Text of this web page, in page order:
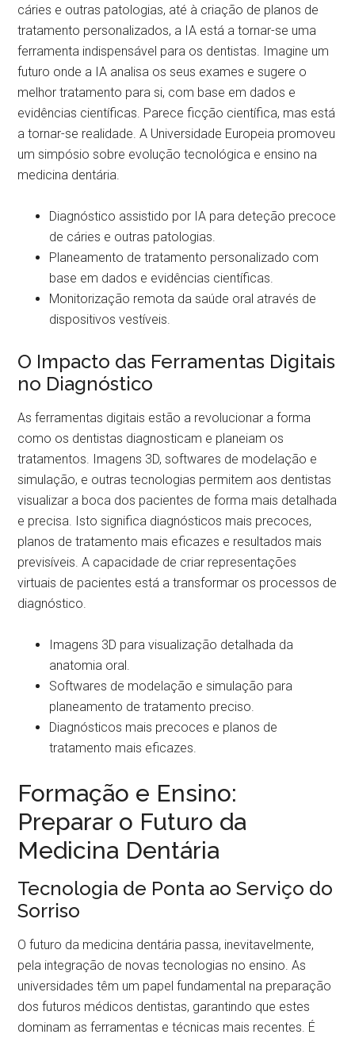
cáries e outras patologias, até à criação de planos de
tratamento personalizados, a IA está a tornar-se uma
ferramenta indispensável para os dentistas. Imagine um
futuro onde a IA analisa os seus exames e sugere o
melhor tratamento para si, com base em dados e
evidências científicas. Parece ficção científica, mas está
a tornar-se realidade. A Universidade Europeia promoveu
um simpósio sobre evolução tecnológica e ensino na
medicina dentária.
Diagnóstico assistido por IA para deteção precoce
de cáries e outras patologias.
Planeamento de tratamento personalizado com
base em dados e evidências científicas.
Monitorização remota da saúde oral através de
dispositivos vestíveis.
O Impacto das Ferramentas Digitais
no Diagnóstico
As ferramentas digitais estão a revolucionar a forma
como os dentistas diagnosticam e planeiam os
tratamentos. Imagens 3D, softwares de modelação e
simulação, e outras tecnologias permitem aos dentistas
visualizar a boca dos pacientes de forma mais detalhada
e precisa. Isto significa diagnósticos mais precoces,
planos de tratamento mais eficazes e resultados mais
previsíveis. A capacidade de criar representações
virtuais de pacientes está a transformar os processos de
diagnóstico.
Imagens 3D para visualização detalhada da
anatomia oral.
Softwares de modelação e simulação para
planeamento de tratamento preciso.
Diagnósticos mais precoces e planos de
tratamento mais eficazes.
Formação e Ensino:
Preparar o Futuro da
Medicina Dentária
Tecnologia de Ponta ao Serviço do
Sorriso
O futuro da medicina dentária passa, inevitavelmente,
pela integração de novas tecnologias no ensino. As
universidades têm um papel fundamental na preparação
dos futuros médicos dentistas, garantindo que estes
dominam as ferramentas e técnicas mais recentes. É